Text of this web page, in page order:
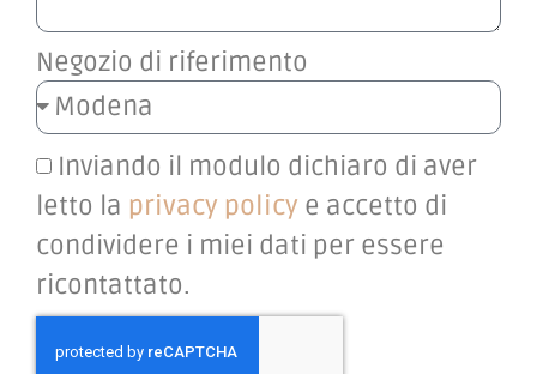
Negozio di riferimento
Inviando il modulo dichiaro di aver
letto la privacy policy e accetto di
condividere i miei dati per essere
ricontattato.